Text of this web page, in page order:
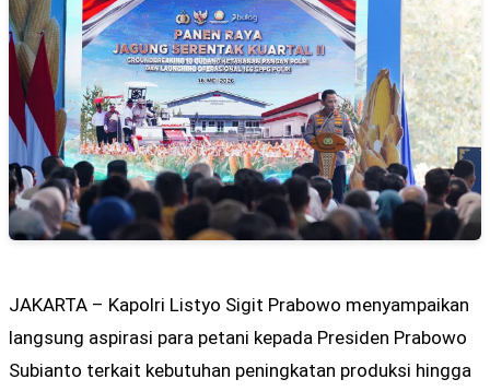
JAKARTA – Kapolri Listyo Sigit Prabowo menyampaikan
langsung aspirasi para petani kepada Presiden Prabowo
Subianto terkait kebutuhan peningkatan produksi hingga